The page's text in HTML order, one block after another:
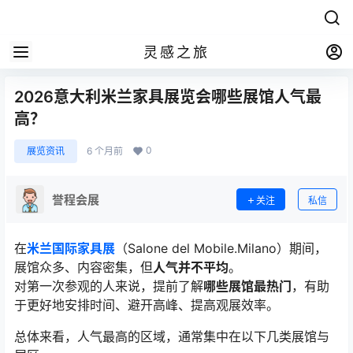
灵感之旅
2026意大利米兰家具展览会哪些展馆人气最
高？
展览资讯 6 个月前 0
誉程会展 关注 私信
在米兰国际家具展 （Salone del Mobile.Milano）期间，
展馆众多、内容密集，但人气并不平均。
对第一次参观的人来说，提前了解哪些展馆最热门 ，有助
于更好地安排时间、避开高峰、提高观展效率。
总体来看，人气最高的区域，通常集中在以下几类展馆与